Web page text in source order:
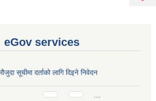
eGov services
सूचीमा दर्ताको लागि दिइने निवेदन